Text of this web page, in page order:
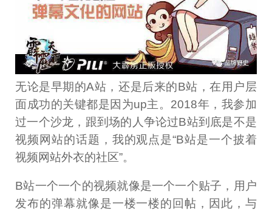
无论是早期的A站，还是后来的B站，在用户层
面成功的关键都是因为up主。2018年，我参加
过一个沙龙，跟到场的人争论过B站到底是不是
视频网站的话题，我的观点是“B站是一个披着
视频网站外衣的社区”。
B站一个一个的视频就像是一个一个贴子，用户
发布的弹幕就像是一楼一楼的回帖，因此，与